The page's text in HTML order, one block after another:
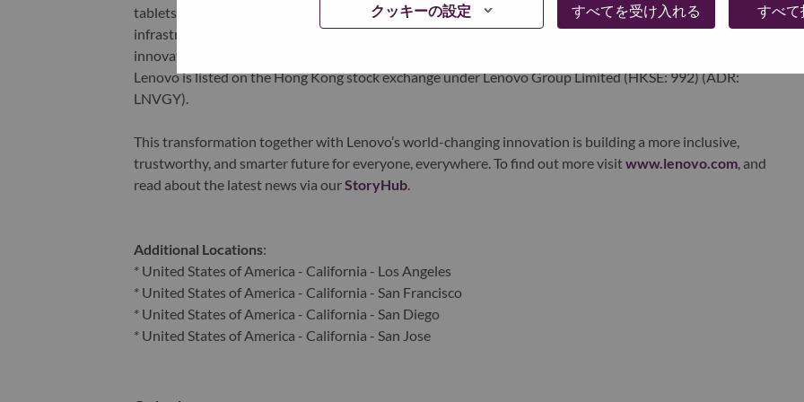
クッキーの設定 すべてを受け入れる すべて
tablets), infrastructure (server, storage, edge, high performance computing and software defined
infrastructure), software, solutions, and services. Lenovo’s continued investment in world-changing
innovation is building a more equitable, trustworthy, and smarter future for everyone, everywhere.
Lenovo is listed on the Hong Kong stock exchange under Lenovo Group Limited (HKSE: 992) (ADR:
LNVGY).
This transformation together with Lenovo’s world-changing innovation is building a more inclusive,
trustworthy, and smarter future for everyone, everywhere. To find out more visitwww.lenovo.com, and
read about the latest news via ourStoryHub.
Additional Locations:
* United States of America - California - Los Angeles
* United States of America - California - San Francisco
* United States of America - California - San Diego
* United States of America - California - San Jose